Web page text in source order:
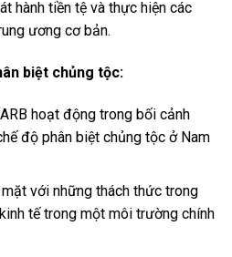
hành tiền tệ và thực hiện các
ương cơ bản.
biệt chủng tộc:
hoạt động trong bối cảnh
độ phân biệt chủng tộc ở Nam
với những thách thức trong
tế trong một môi trường chính